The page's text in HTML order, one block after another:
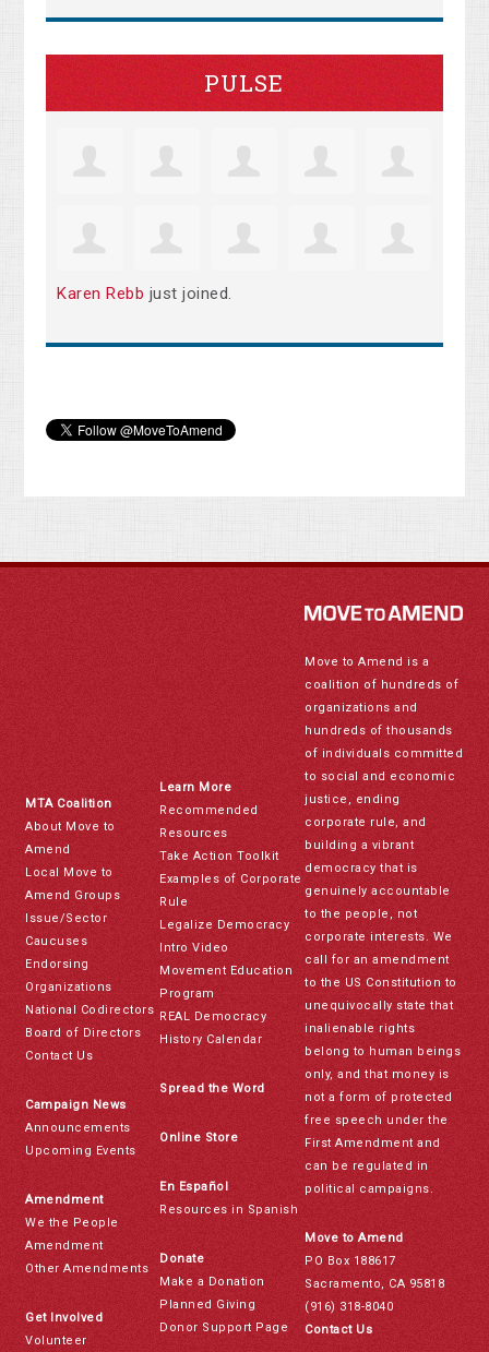
PULSE
Karen Rebb just joined.
MTA Coalition
About Move to
Amend
Local Move to
Amend Groups
Issue/Sector
Caucuses
Endorsing
Organizations
National Codirectors
Board of Directors
Contact Us
Campaign News
Announcements
Upcoming Events
Amendment
We the People
Amendment
Other Amendments
Get Involved
Volunteer
Learn More
Recommended
Resources
Take Action Toolkit
Examples of Corporate
Rule
Legalize Democracy
Intro Video
Movement Education
Program
REAL Democracy
History Calendar
Spread the Word
Online Store
En Español
Resources in Spanish
Donate
Make a Donation
Planned Giving
Donor Support Page
Move to Amend is a
coalition of hundreds of
organizations and
hundreds of thousands
of individuals committed
to social and economic
justice, ending
corporate rule, and
building a vibrant
democracy that is
genuinely accountable
to the people, not
corporate interests. We
call for an amendment
to the US Constitution to
unequivocally state that
inalienable rights
belong to human beings
only, and that money is
not a form of protected
free speech under the
First Amendment and
can be regulated in
political campaigns.
Move to Amend
PO Box 188617
Sacramento, CA 95818
(916) 318-8040
Contact Us